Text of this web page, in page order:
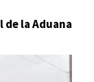
la Aduana